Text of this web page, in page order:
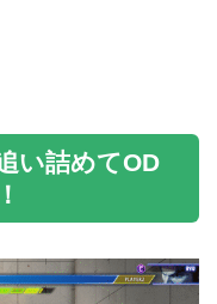
い詰めてOD